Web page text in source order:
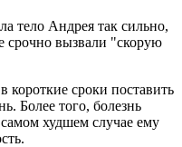
тело Андрея так сильно,
срочно вызвали "скорую
короткие сроки поставить
Более того, болезнь
худшем случае ему